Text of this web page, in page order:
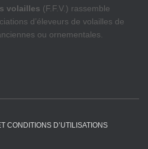
volailles (F.F.V.) rassemble
d’éleveurs de volailles de
ou ornementales.
CONDITIONS D’UTILISATIONS